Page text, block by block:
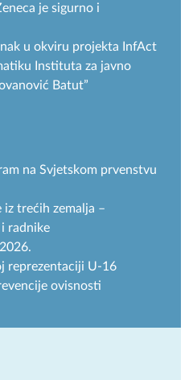
je sigurno i
u okviru projekta InfAct
Instituta za javno
Batut”
na Svjetskom prvenstvu
iz trećih zemalja –
radnike
reprezentaciji U-16
ovisnosti